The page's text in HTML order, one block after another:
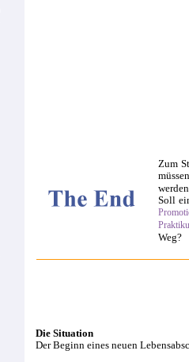
Zum
Soll
Weg?
Die Situation
Der Beginn eines neuen